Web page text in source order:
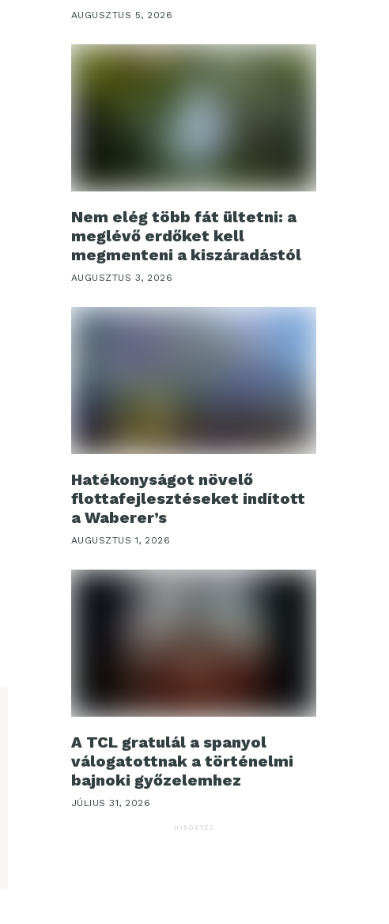
AUGUSZTUS 5, 2026
Nem elég több fát ültetni: a
meglévő erdőket kell
megmenteni a kiszáradástól
AUGUSZTUS 3, 2026
Hatékonyságot növelő
flottafejlesztéseket indított
a Waberer’s
AUGUSZTUS 1, 2026
A TCL gratulál a spanyol
válogatottnak a történelmi
bajnoki győzelemhez
JÚLIUS 31, 2026
HIRDETÉS